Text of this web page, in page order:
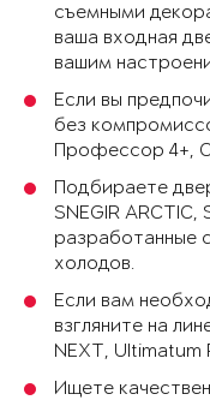
съемными
ваша входная
вашим
Если вы
без
Профессор 4+,
Подбираете
SNEGIR ARCTIC,
разработанные
холодов.
Если вам
взгляните на
NEXT, Ultimatum
Ищете